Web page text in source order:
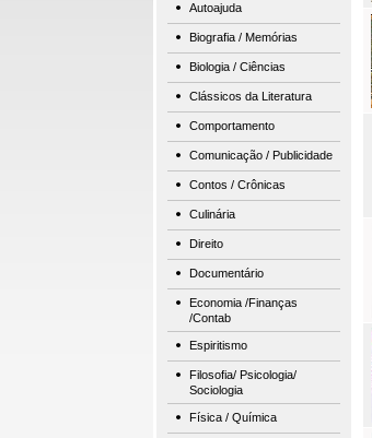
Autoajuda
Biografia / Memórias
Biologia / Ciências
Clássicos da Literatura
Comportamento
Comunicação / Publicidade
Contos / Crônicas
Culinária
Direito
Documentário
Economia /Finanças
/Contab
Espiritismo
Filosofia/ Psicologia/
Sociologia
Física / Química